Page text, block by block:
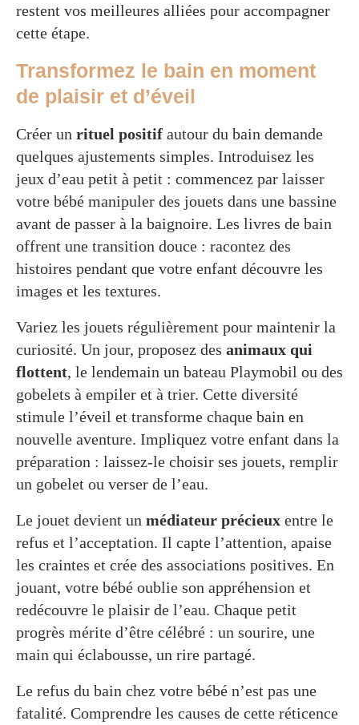
restent vos meilleures alliées pour accompagner
cette étape.
Transformez le bain en moment
de plaisir et d’éveil
Créer un rituel positif autour du bain demande
quelques ajustements simples. Introduisez les
jeux d’eau petit à petit : commencez par laisser
votre bébé manipuler des jouets dans une bassine
avant de passer à la baignoire. Les livres de bain
offrent une transition douce : racontez des
histoires pendant que votre enfant découvre les
images et les textures.
Variez les jouets régulièrement pour maintenir la
curiosité. Un jour, proposez des animaux qui
flottent, le lendemain un bateau Playmobil ou des
gobelets à empiler et à trier. Cette diversité
stimule l’éveil et transforme chaque bain en
nouvelle aventure. Impliquez votre enfant dans la
préparation : laissez-le choisir ses jouets, remplir
un gobelet ou verser de l’eau.
Le jouet devient un médiateur précieux entre le
refus et l’acceptation. Il capte l’attention, apaise
les craintes et crée des associations positives. En
jouant, votre bébé oublie son appréhension et
redécouvre le plaisir de l’eau. Chaque petit
progrès mérite d’être célébré : un sourire, une
main qui éclabousse, un rire partagé.
Le refus du bain chez votre bébé n’est pas une
fatalité. Comprendre les causes de cette réticence